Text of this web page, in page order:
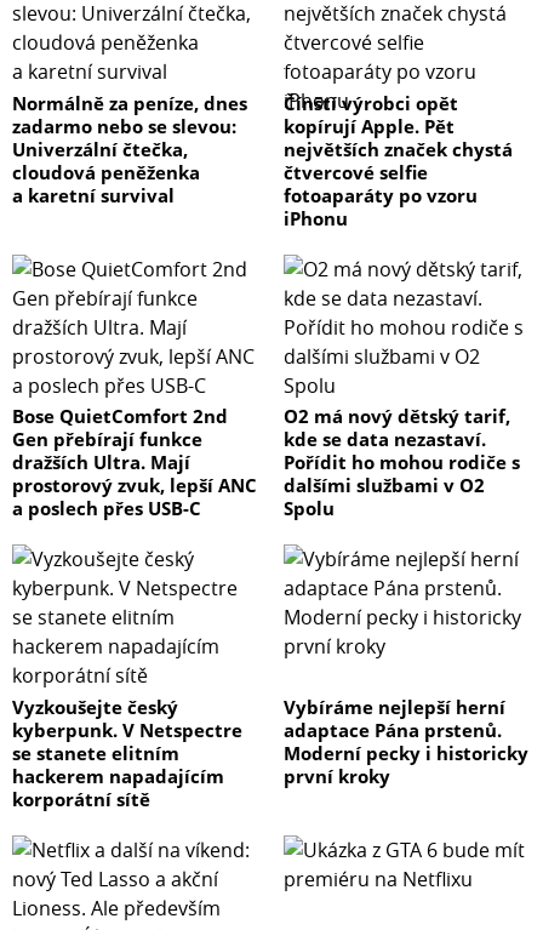
Normálně za peníze, dnes
zadarmo nebo se slevou:
Univerzální čtečka,
cloudová peněženka
a karetní survival
Čínští výrobci opět
kopírují Apple. Pět
největších značek chystá
čtvercové selfie
fotoaparáty po vzoru
iPhonu
Bose QuietComfort 2nd
Gen přebírají funkce
dražších Ultra. Mají
prostorový zvuk, lepší ANC
a poslech přes USB-C
O2 má nový dětský tarif,
kde se data nezastaví.
Pořídit ho mohou rodiče s
dalšími službami v O2
Spolu
Vyzkoušejte český
kyberpunk. V Netspectre
se stanete elitním
hackerem napadajícím
korporátní sítě
Vybíráme nejlepší herní
adaptace Pána prstenů.
Moderní pecky i historicky
první kroky